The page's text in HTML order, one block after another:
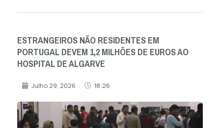
ESTRANGEIROS NÃO RESIDENTES EM
PORTUGAL DEVEM 1,2 MILHÕES DE EUROS AO
HOSPITAL DE ALGARVE
Julho 29, 2026 18:26